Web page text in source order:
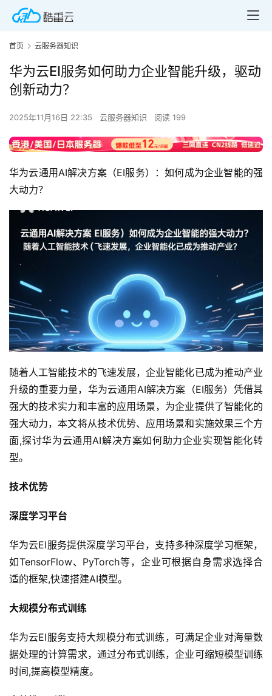
首页 云服务器知识
华为云EI服务如何助力企业智能升级，驱动
创新动力？
2025年11月16日 22:35 云服务器知识 阅读 199
华为云通用AI解决方案（EI服务）：如何成为企业智能的强
大动力？
随着人工智能技术的飞速发展，企业智能化已成为推动产业
升级的重要力量，华为云通用AI解决方案（EI服务）凭借其
强大的技术实力和丰富的应用场景，为企业提供了智能化的
强大动力，本文将从技术优势、应用场景和实施效果三个方
面,探讨华为云通用AI解决方案如何助力企业实现智能化转
型。
技术优势
深度学习平台
华为云EI服务提供深度学习平台，支持多种深度学习框架，
如TensorFlow、PyTorch等，企业可根据自身需求选择合
适的框架,快速搭建AI模型。
大规模分布式训练
华为云EI服务支持大规模分布式训练，可满足企业对海量数
据处理的计算需求，通过分布式训练，企业可缩短模型训练
时间,提高模型精度。